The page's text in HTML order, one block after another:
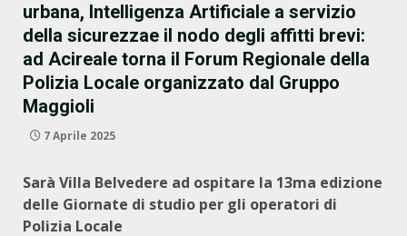
urbana, Intelligenza Artificiale a servizio
della sicurezzae il nodo degli affitti brevi:
ad Acireale torna il Forum Regionale della
Polizia Locale organizzato dal Gruppo
Maggioli
7 Aprile 2025
Sarà Villa Belvedere ad ospitare la 13ma edizione
delle Giornate di studio per gli operatori di
Polizia Locale